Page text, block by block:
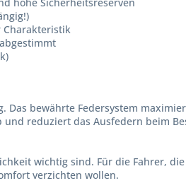
Charakteristik
Das bewährte Federsystem
reduziert das Ausfedern beim
wichtig sind. Für die Fahrer,
verzichten wollen.